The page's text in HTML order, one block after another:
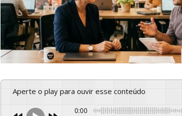
Aperte o play para ouvir esse conteúdo
0:00